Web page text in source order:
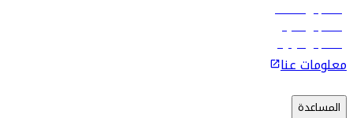
رحلات إلى مسقط
رحلات إلى ماليه
رحلات إلى كولومبو
معلومات عنا
المساعدة